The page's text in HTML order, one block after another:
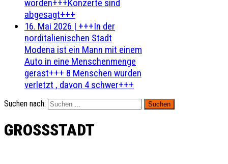
worden+++Konzerte sind
abgesagt+++
16. Mai 2026 | +++In der
norditalienischen Stadt
Modena ist ein Mann mit einem
Auto in eine Menschenmenge
gerast+++ 8 Menschen wurden
verletzt , davon 4 schwer+++
Suchen nach:
GROSSSTADT